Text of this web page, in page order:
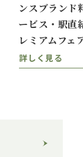
ンスブランド
ービス・駅
レミアムフェ
詳しく見る